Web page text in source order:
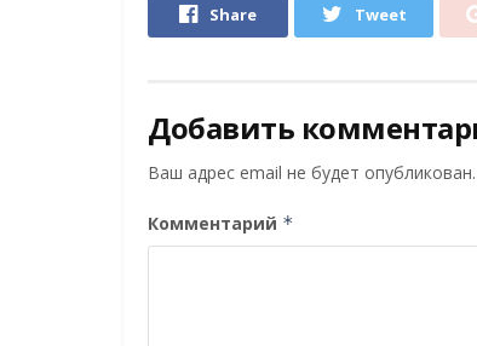
Share Tweet
Добавить
Ваш адрес email не будет опубликован.
Комментарий *